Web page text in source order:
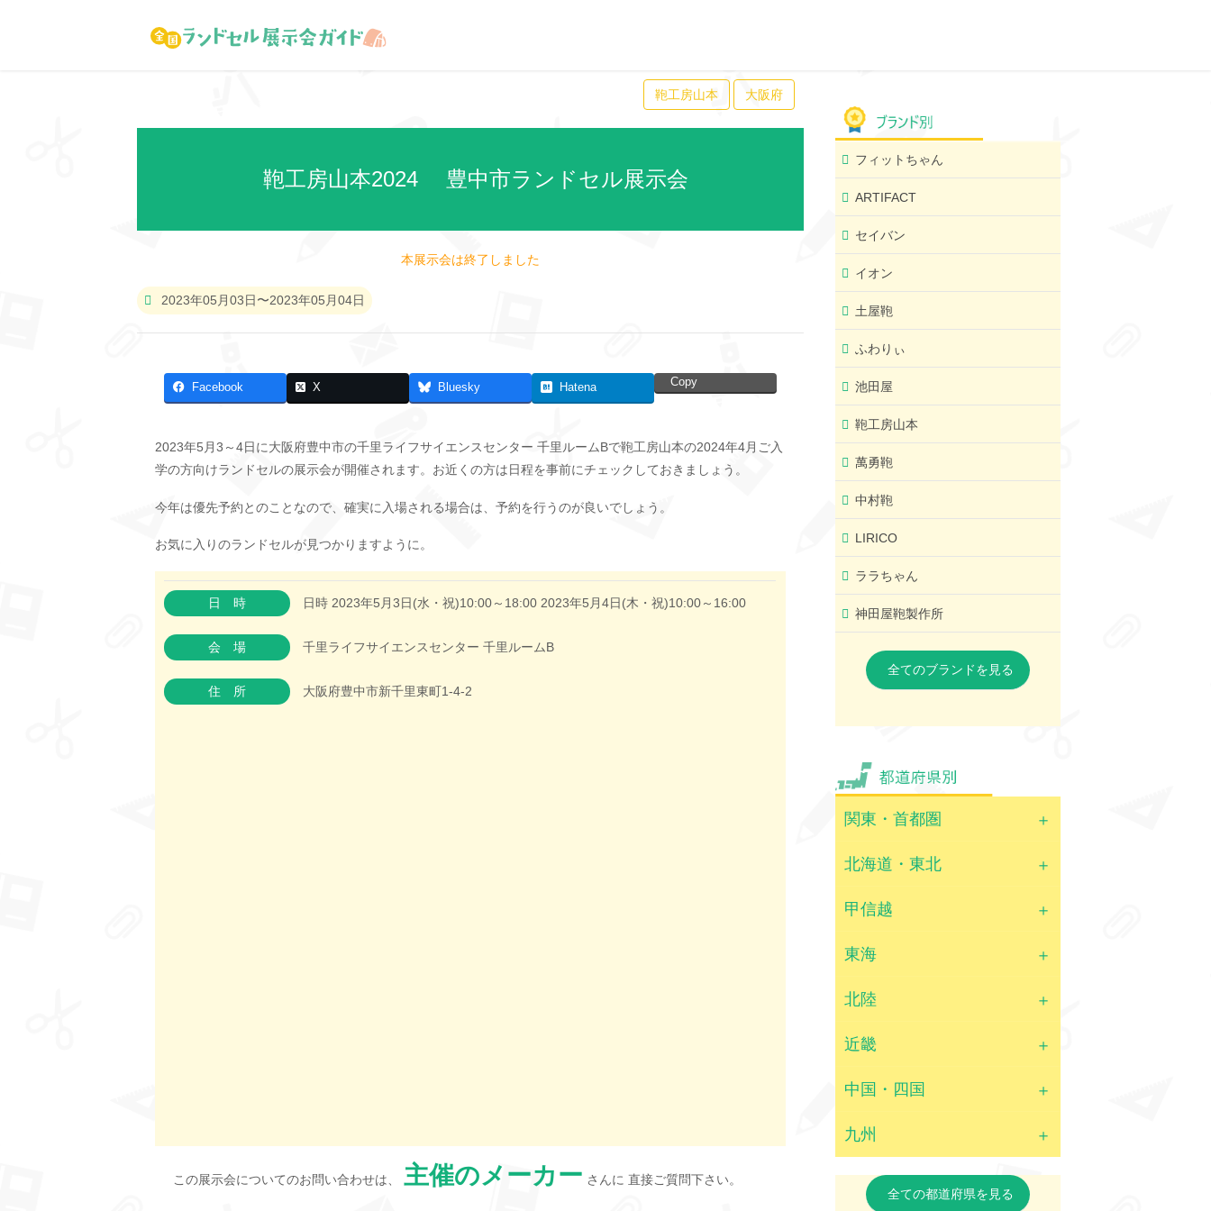
鞄工房山本 大阪府
鞄工房山本2024 豊中市ランドセル展示会
本展示会は終了しました
2023年05月03日〜2023年05月04日
Facebook X Bluesky Hatena Copy
2023年5月3～4日に大阪府豊中市の千里ライフサイエンスセンター 千里ルームBで鞄工房山本の2024年4月ご入
学の方向けランドセルの展示会が開催されます。お近くの方は日程を事前にチェックしておきましょう。
今年は優先予約とのことなので、確実に入場される場合は、予約を行うのが良いでしょう。
お気に入りのランドセルが見つかりますように。
日時 日時 2023年5月3日(水・祝)10:00～18:00 2023年5月4日(木・祝)10:00～16:00
会場 千里ライフサイエンスセンター 千里ルームB
住所 大阪府豊中市新千里東町1-4-2
この展示会についてのお問い合わせは、 主催のメーカー さんに 直接ご質問下さい。
フィットちゃん
ARTIFACT
セイバン
イオン
土屋鞄
ふわりぃ
池田屋
鞄工房山本
萬勇鞄
中村鞄
LIRICO
ララちゃん
神田屋鞄製作所
全てのブランドを見る
関東・首都圏
北海道・東北
甲信越
東海
北陸
近畿
中国・四国
九州
全ての都道府県を見る